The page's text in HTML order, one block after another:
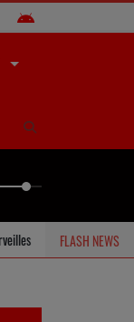
FLASH NEWS
BOUZIGUES Eclipse et Ciné